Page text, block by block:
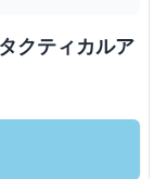
クティカルア